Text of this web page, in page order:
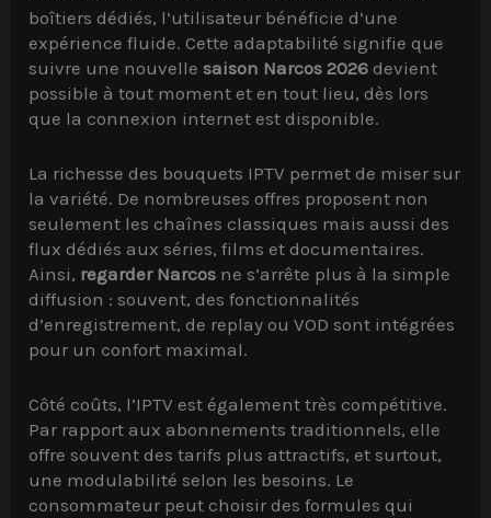
boîtiers dédiés, l’utilisateur bénéficie d’une
expérience fluide. Cette adaptabilité signifie que
suivre une nouvelle saison Narcos 2026 devient
possible à tout moment et en tout lieu, dès lors
que la connexion internet est disponible.
La richesse des bouquets IPTV permet de miser sur
la variété. De nombreuses offres proposent non
seulement les chaînes classiques mais aussi des
flux dédiés aux séries, films et documentaires.
Ainsi, regarder Narcos ne s’arrête plus à la simple
diffusion : souvent, des fonctionnalités
d’enregistrement, de replay ou VOD sont intégrées
pour un confort maximal.
Côté coûts, l’IPTV est également très compétitive.
Par rapport aux abonnements traditionnels, elle
offre souvent des tarifs plus attractifs, et surtout,
une modulabilité selon les besoins. Le
consommateur peut choisir des formules qui